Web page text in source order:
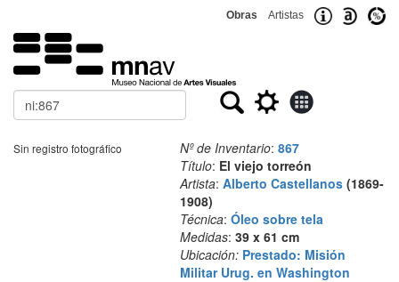
Obras Artistas
Buscar
Sin registro fotográfico Nº de Inventario: 867
Título: El viejo torreón
Artista: Alberto Castellanos(1869-
1908)
Técnica: Óleo sobre tela
Medidas: 39 x 61 cm
Ubicación: Prestado: Misión
Militar Urug. en Washington